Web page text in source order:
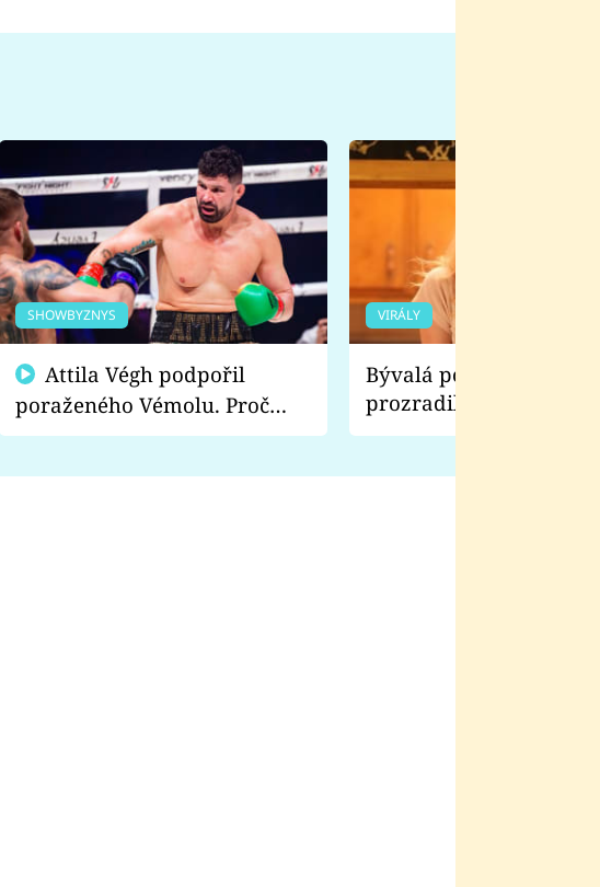
SHOWBYZNYS
poraženého Vémolu. Proč
chce raději zápasit s ním než
VIRÁLY
Bývalá pornoherečka
prozradila, co ji
natáčení Euforie.